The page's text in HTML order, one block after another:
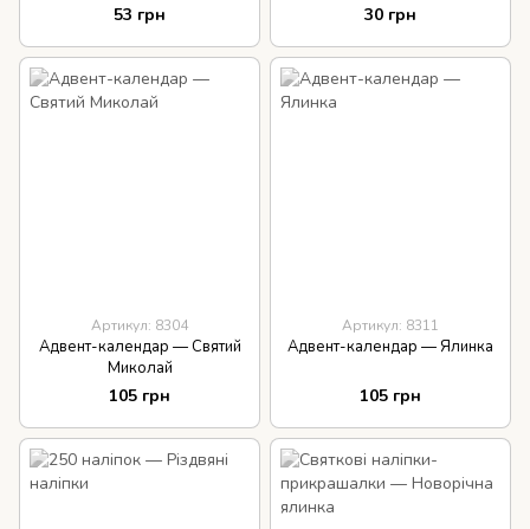
53 грн 30 грн
Артикул: 8304
Адвент-календар — Святий
Миколай
105 грн
Артикул: 8311
Адвент-календар — Ялинка
105 грн